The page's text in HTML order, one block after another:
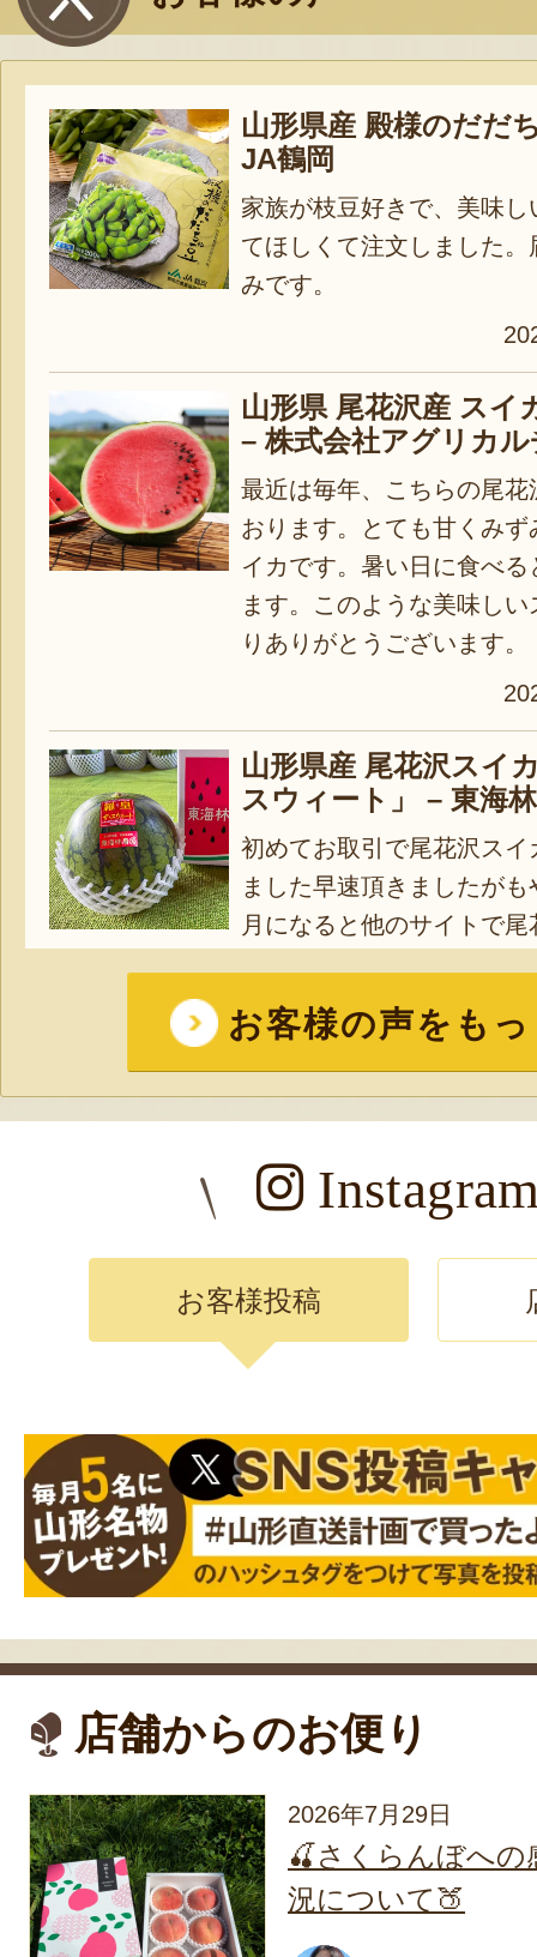
山形県産 殿様のだだ
JA鶴岡
家族が枝豆好きで、美味
てほしくて注文しました
みです。
山形県 尾花沢産 スイ
– 株式会社アグリカ
最近は毎年、こちらの尾
おります。とても甘くみ
イカです。暑い日に食べ
ます。このような美味し
りありがとうございます。
山形県産 尾花沢スイ
スウィート」 – 東海
初めてお取引で尾花沢ス
ました早速頂きましたが
月になると他のサイトで
らず
山形県産 殿様のだだ
JA鶴岡
鶴岡市出身でお中元に差
味しかったです。冷凍品
れるから便利です！
山形県産 桃（贈答用
おとらふ
硬すぎる 歯が痛い位
2026年8
山形県 尾花沢産 スイ
初めて注文しました。 と
山形県 尾花沢産 スイ
– 株式会社アグリカ
お客様の声をも
お客様投稿
店舗からのお便り
2026年7月29日
🍒さくらんぼへの
況について🍑